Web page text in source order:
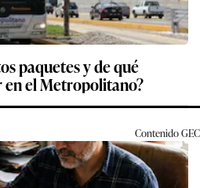
paquetes y de qué
en el Metropolitano?
ContenidoGEC